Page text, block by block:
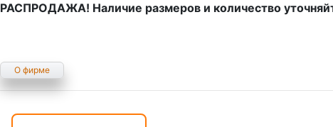
РАСПРОДАЖА! Наличие размеров и количество
О фирме